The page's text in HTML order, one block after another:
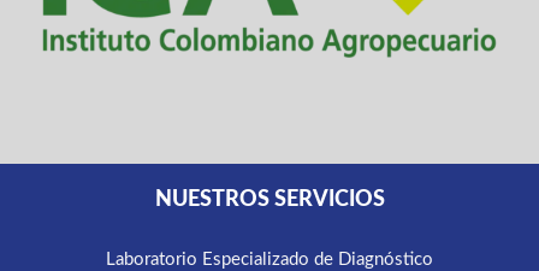
NUESTROS SERVICIOS
Laboratorio Especializado de Diagnóstico